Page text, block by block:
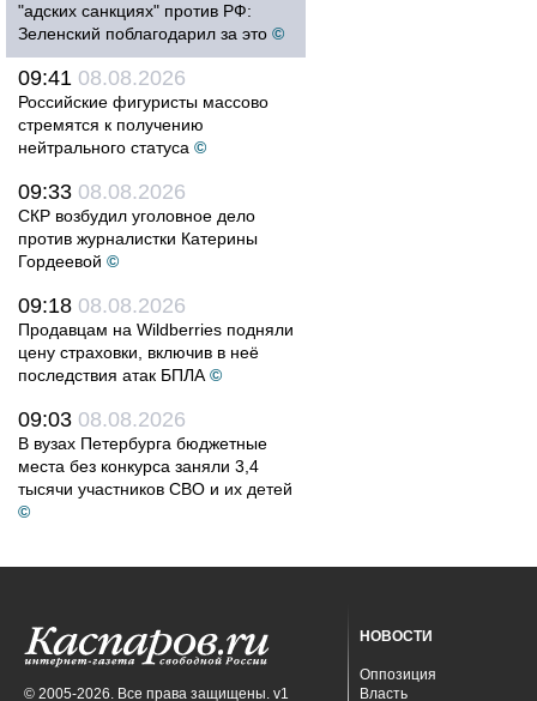
"адских санкциях" против РФ:
Зеленский поблагодарил за это ©
09:41 08.08.2026
Российские фигуристы массово
стремятся к получению
нейтрального статуса ©
09:33 08.08.2026
СКР возбудил уголовное дело
против журналистки Катерины
Гордеевой ©
09:18 08.08.2026
Продавцам на Wildberries подняли
цену страховки, включив в неё
последствия атак БПЛА ©
09:03 08.08.2026
В вузах Петербурга бюджетные
места без конкурса заняли 3,4
тысячи участников СВО и их детей
©
© 2005-2026. Все права защищены. v1
НОВОСТИ
Оппозиция
Власть